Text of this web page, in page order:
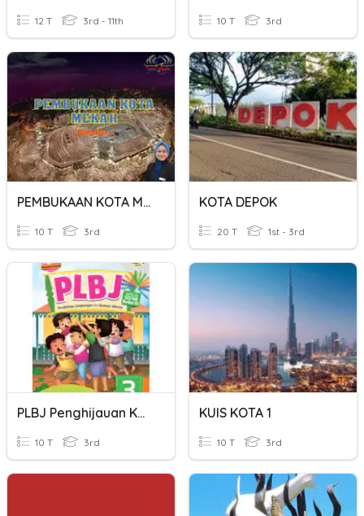
12 T 3rd - 11th 10 T 3rd
PEMBUKAAN KOTA MEKAH
10 T 3rd
KOTA DEPOK
20 T 1st - 3rd
PLBJ Penghijauan Kota
10 T 3rd
KUIS KOTA 1
10 T 3rd